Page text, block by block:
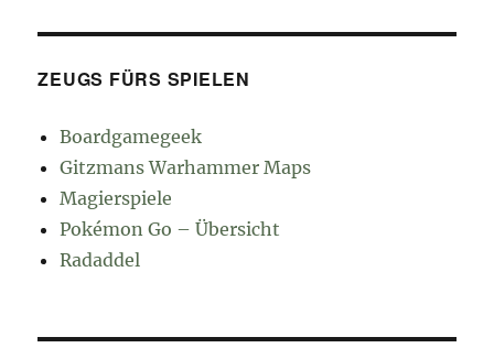
ZEUGS FÜRS SPIELEN
Boardgamegeek
Gitzmans Warhammer Maps
Magierspiele
Pokémon Go – Übersicht
Radaddel